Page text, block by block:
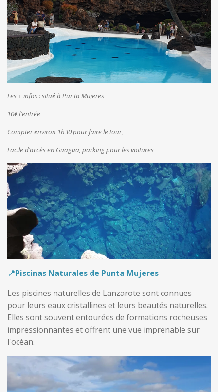
Les + infos :situé à Punta Mujeres
10€ l'entrée
Compter environ 1h30 pour faire le tour,
Facile d’accès en Guagua, parking pour les voitures
📍Piscinas Naturales de Punta Mujeres
Les piscines naturelles de Lanzarote sont connues
pour leurs eaux cristallines et leurs beautés naturelles.
Elles sont souvent entourées de formations rocheuses
impressionnantes et offrent une vue imprenable sur
l'océan.